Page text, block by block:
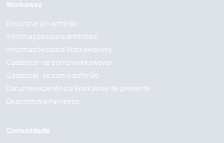
Workaway
Encontrar um anfitrião
Informações para anfitriões
Informações para Workawayers
Cadastrar-se como workawayer
Cadastrar-se como anfitrião
Dar uma experiência Workaway de presente
Descontos e Parceiros
Comunidade